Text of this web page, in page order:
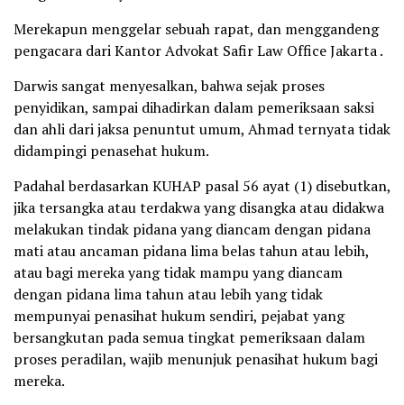
Merekapun menggelar sebuah rapat, dan menggandeng
pengacara dari Kantor Advokat Safir Law Office Jakarta .
Darwis sangat menyesalkan, bahwa sejak proses
penyidikan, sampai dihadirkan dalam pemeriksaan saksi
dan ahli dari jaksa penuntut umum, Ahmad ternyata tidak
didampingi penasehat hukum.
Padahal berdasarkan KUHAP pasal 56 ayat (1) disebutkan,
jika tersangka atau terdakwa yang disangka atau didakwa
melakukan tindak pidana yang diancam dengan pidana
mati atau ancaman pidana lima belas tahun atau lebih,
atau bagi mereka yang tidak mampu yang diancam
dengan pidana lima tahun atau lebih yang tidak
mempunyai penasihat hukum sendiri, pejabat yang
bersangkutan pada semua tingkat pemeriksaan dalam
proses peradilan, wajib menunjuk penasihat hukum bagi
mereka.